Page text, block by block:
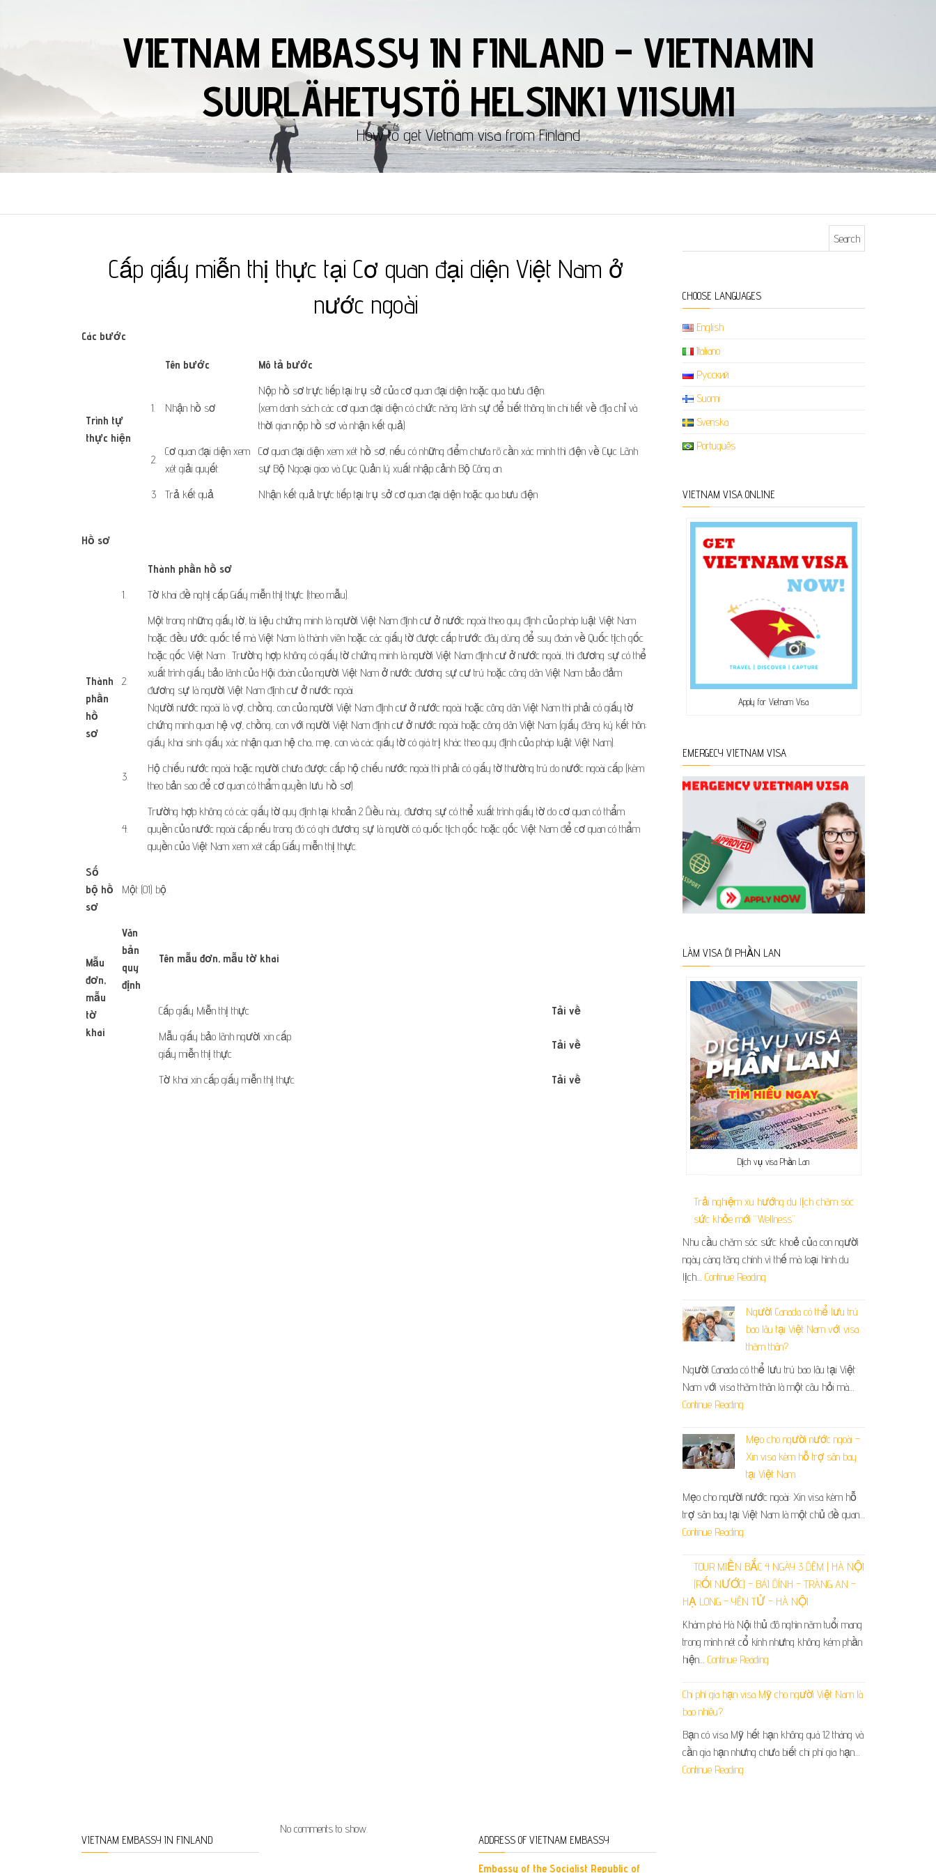
VIETNAM EMBASSY IN FINLAND – VIETNAMIN
SUURLÄHETYSTÖ HELSINKI VIISUMI
How to get Vietnam visa from Finland
Cấp giấy miễn thị thực tại Cơ quan đại diện Việt Nam ở
nước ngoài
Các bước
Trình tự
thực hiện
​Tên bước Mô tả bước
​1. ​​Nhận hồ sơ
​Nộp hồ sơ trực tiếp tại trụ sở của cơ quan đại diện hoặc qua bưu điện.
(xem danh sách các cơ quan đại diện có chức năng lãnh sự để biết thông tin chi tiết về địa chỉ và
thời gian nộp hồ sơ và nhận kết quả)
​2.
​​Cơ quan đại diện xem
xét giải quyết.
Cơ quan đại diện xem xét hồ sơ, nếu có những điểm chưa rõ cần xác minh thì điện về Cục Lãnh
sự Bộ Ngoại giao và Cục Quản lý xuất nhập cảnh Bộ Công an.
​3
​​Trả kết quả Nhận kết quả trực tiếp tại trụ sở cơ quan đại diện hoặc qua bưu điện
Hồ sơ
Thành
phần
hồ
sơ
​Thành phần hồ sơ
​1.
Tờ khai đề nghị cấp Giấy miễn thị thực (theo mẫu).
​2.
Một trong những giấy tờ, tài liệu chứng minh là người Việt Nam định cư ở nước ngoài theo quy định của pháp luật Việt Nam
hoặc điều ước quốc tế mà Việt Nam là thành viên hoặc các giấy tờ được cấp trước đây dùng để suy đoán về Quốc tịch gốc
hoặc gốc Việt Nam . Trường hợp không có giấy tờ chứng minh là người Việt Nam định cư ở nước ngoài, thì đương sự có thể
xuất trình giấy bảo lãnh của Hội đoàn của người Việt Nam ở nước đương sự cư trú hoặc công dân Việt Nam bảo đảm
đương sự là người Việt Nam định cư ở nước ngoài.
Người nước ngoài là vợ, chồng, con của người Việt Nam định cư ở nước ngoài hoặc công dân Việt Nam thì phải có giấy tờ
chứng minh quan hệ vợ, chồng, con với người Việt Nam định cư ở nước ngoài hoặc công dân Việt Nam (giấy đăng ký kết hôn;
giấy khai sinh; giấy xác nhận quan hệ cha, mẹ, con và các giấy tờ có giá trị khác theo quy định của pháp luật Việt Nam).
​3.
​Hộ chiếu nước ngoài hoặc người chưa được cấp hộ chiếu nước ngoài thì phải có giấy tờ thường trú do nước ngoài cấp (kèm
theo bản sao để cơ quan có thẩm quyền lưu hồ sơ).
​4.
​Trường hợp không có các giấy tờ quy định tại khoản 2 Điều này, đương sự có thể xuất trình giấy tờ do cơ quan có thẩm
quyền của nước ngoài cấp nếu trong đó có ghi đương sự là người có quốc tịch gốc hoặc gốc Việt Nam để cơ quan có thẩm
quyền của Việt Nam xem xét cấp Giấy miễn thị thực.
Số
bộ hồ
sơ
Một (01) bộ.
Mẫu
đơn,
mẫu
tờ
khai
Văn
bản
quy
định​​
​Tên mẫu đơn, mẫu tờ khai
Cấp giấy Miễn th​​​ị thực
Tải về
Mẫu giấy bảo lãnh người xin cấp
giấy miễn thị thực
Tải về
Tờ khai xin cấp giấy miễn thị thực Tải về
CHOOSE LANGUAGES
English
Italiano
Русский
Suomi
Svenska
Português
VIETNAM VISA ONLINE
Apply for Vietnam Visa
EMERGECY VIETNAM VISA
LÀM VISA ĐI PHẦN LAN
Dịch vụ visa Phần Lan
Trải nghiệm xu hướng du lịch chăm sóc
sức khỏe mới “Wellness”
Nhu cầu chăm sóc sức khoẻ của con người
ngày càng tăng chính vì thế mà loại hình du
lịch… Continue Reading
Người Canada có thể lưu trú
bao lâu tại Việt Nam với visa
thăm thân?
Người Canada có thể lưu trú bao lâu tại Việt
Nam với visa thăm thân là một câu hỏi mà…
Continue Reading
Mẹo cho người nước ngoài –
Xin visa kèm hỗ trợ sân bay
tại Việt Nam
Mẹo cho người nước ngoài: Xin visa kèm hỗ
trợ sân bay tại Việt Nam là một chủ đề quan…
Continue Reading
TOUR MIỀN BẮC 4 NGÀY 3 ĐÊM | HÀ NỘI
(RỐI NƯỚC) – BÁI ĐÍNH – TRÀNG AN –
HẠ LONG – YÊN TỬ – HÀ NỘI
Khám phá Hà Nội thủ đô nghìn năm tuổi mang
trong mình nét cổ kính nhưng không kém phần
hiện… Continue Reading
Chi phí gia hạn visa Mỹ cho người Việt Nam là
bao nhiêu?
Bạn có visa Mỹ hết hạn không quá 12 tháng và
cần gia hạn nhưng chưa biết chi phí gia hạn…
Continue Reading
VIETNAM EMBASSY IN FINLAND
No comments to show.
ADDRESS OF VIETNAM EMBASSY
Embassy of the Socialist Republic of